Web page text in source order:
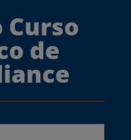
Curso
de